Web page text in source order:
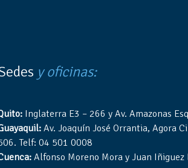
y oficinas:
Inglaterra E3 – 266 y Av. Amazonas
Av. Joaquín José Orrantia, Agora
Telf: 04 501 0008
Alfonso Moreno Mora y Juan